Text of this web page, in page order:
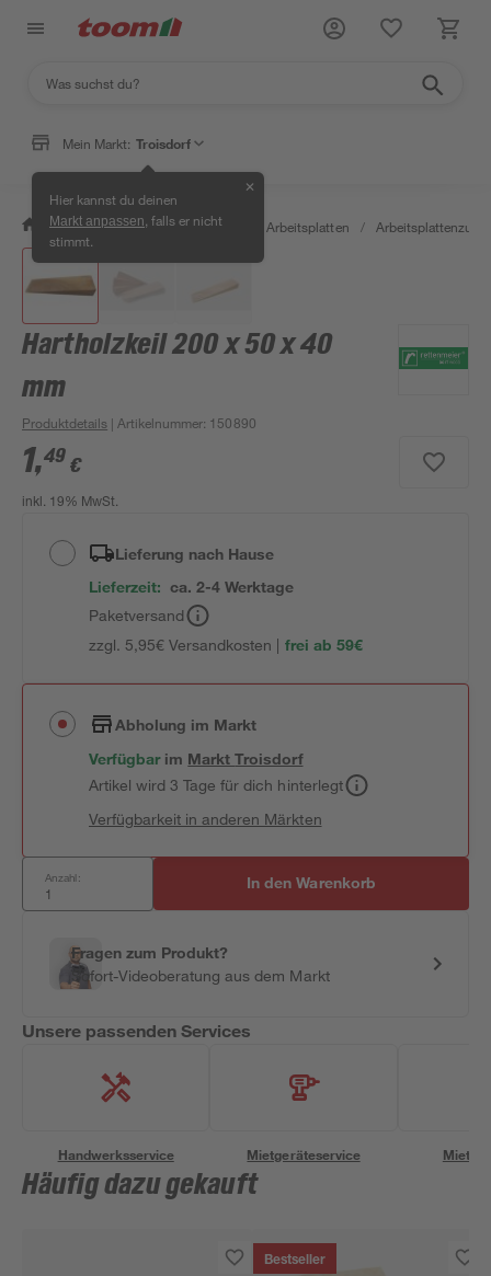
Mein Markt: Troisdorf
Hier kannst du deinen
Markt anpassen , falls er nicht
stimmt.
✕
/ Bauen & Renovieren / Holz Arbeitsplatten /
Hartholzkeil 200 x 50 x 40
mm
Produktdetails | Artikelnummer: 150890
1,49 €
inkl. 19% MwSt.
Lieferung nach Hause
Lieferzeit: ca. 2-4 Werktage
Paketversand
zzgl. 5,95€ Versandkosten | frei ab 59€
Abholung im Markt
Verfügbar im MarktTroisdorf
Artikel wird 3 Tage für dich hinterlegt
Verfügbarkeit in anderen Märkten
Anzahl: In den Warenkorb
Fragen zum Produkt?
Sofort-Videoberatung aus dem Markt
Unsere passenden Services
Handwerksservice Mietgeräteservice
Häufig dazu gekauft
Bestseller